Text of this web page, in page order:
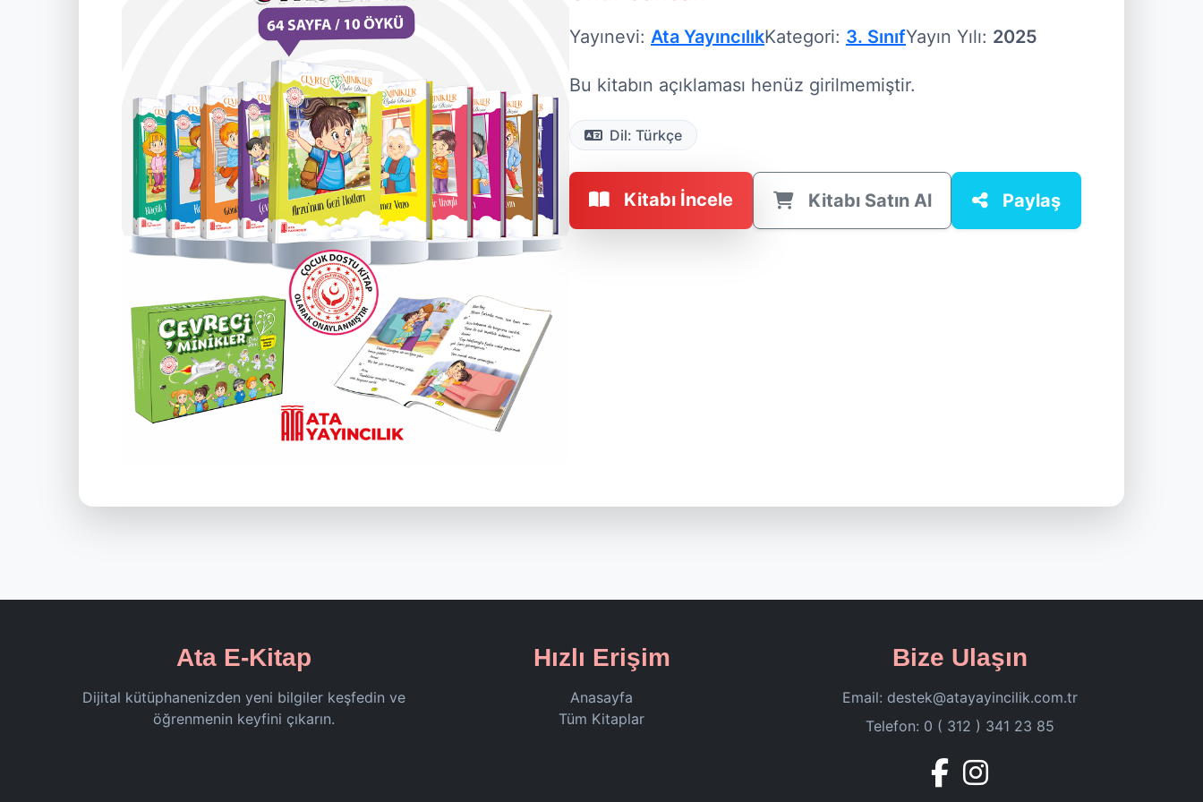
Yayınevi: Ata YayıncılıkKategori: 3. SınıfYayın Yılı: 2025
Bu kitabın açıklaması henüz girilmemiştir.
Dil: Türkçe
Kitabı İncele Kitabı Satın Al Paylaş
Ata E-Kitap
Dijital kütüphanenizden yeni bilgiler keşfedin ve
öğrenmenin keyfini çıkarın.
Hızlı Erişim
Anasayfa
Tüm Kitaplar
Bize Ulaşın
Email: destek@atayayincilik.com.tr
Telefon: 0 ( 312 ) 341 23 85